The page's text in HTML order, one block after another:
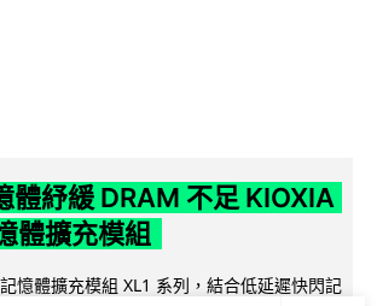
體紓緩 DRAM 不足 KIOXIA
體擴充模組
憶體擴充模組 XL1 系列，結合低延遲快閃記